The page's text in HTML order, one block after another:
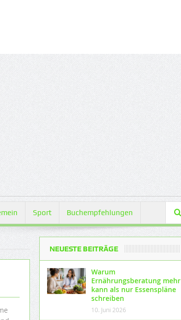
Sport Buchempfehlungen
NEUESTE BEITRÄGE
Warum
Ernährungsberatung mehr
kann als nur Essenspläne
schreiben
10. Juni 2026